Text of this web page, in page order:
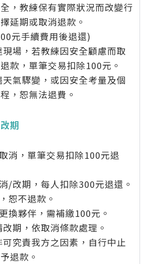
，教練保有實際狀況而改變行
延期或取消退款。
元手續費用後退還)
場，若教練因安全顧慮而取
款，單筆交易扣除100元。
氣驟變，或因安全考量及個
，恕無法退費。
期
消，單筆交易扣除100元退
/改期，每人扣除300元退還。
恕不退款。
換夥伴，需補繳100元。
期，依取消條款處理。
究責我方之因素，自行中止
退款。